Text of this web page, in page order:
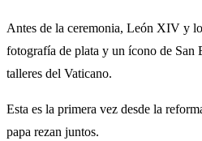
Antes de la ceremonia, León XIV y
fotografía de plata y un ícono de San
talleres del Vaticano.
Esta es la primera vez desde la
papa rezan juntos.